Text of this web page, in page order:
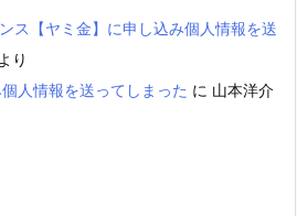
ス【ヤミ金】に申し込み個人情報を送
より
人情報を送ってしまった に 山本洋介